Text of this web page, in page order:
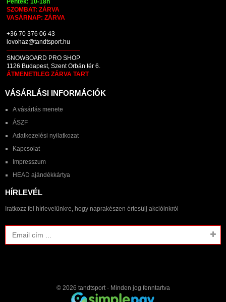
Péntek: 10-18h
SZOMBAT: ZÁRVA
VASÁRNAP: ZÁRVA
+36 70 376 06 43
lovohaz@tandtsport.hu
SNOWBOARD PRO SHOP
1126 Budapest, Szent Orbán tér 6.
ÁTMENETILEG ZÁRVA TART
VÁSÁRLÁSI INFORMÁCIÓK
A vásárlás menete
ÁSZF
Adatkezelési nyilatkozat
Kapcsolat
Impresszum
HEAD ajándékkártya
HÍRLEVÉL
Iratkozz fel hírlevelünkre, hogy naprakészen értesülj akcióinkról
© 2026 tandtsport- Minden jog fenntartva